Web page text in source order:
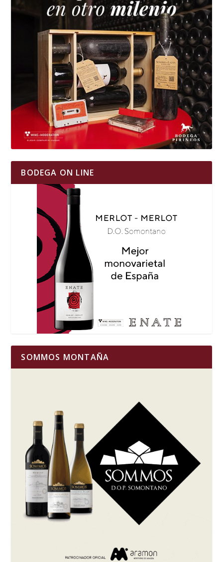
BODEGA ON LINE
SOMMOS MONTAÑA